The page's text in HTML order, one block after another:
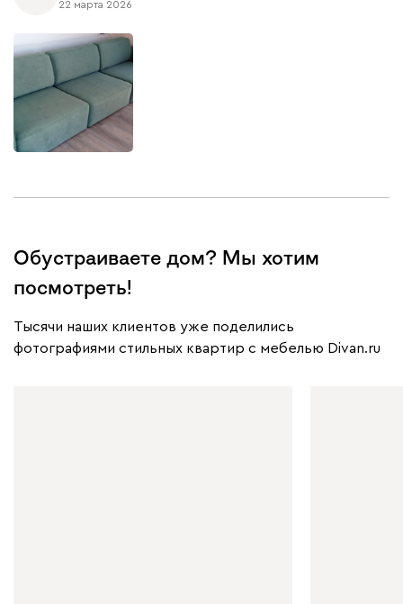
22 марта 2026
Обустраиваете дом? Мы хотим
посмотреть!
Тысячи наших клиентов уже поделились
фотографиями стильных квартир с мебелью Divan.ru